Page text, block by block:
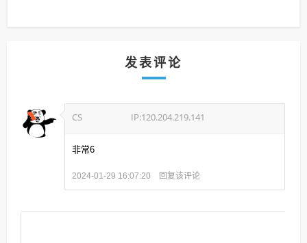
发表评论
CS IP:120.204.219.141
非常6
2024-01-29 16:07:20 回复该评论